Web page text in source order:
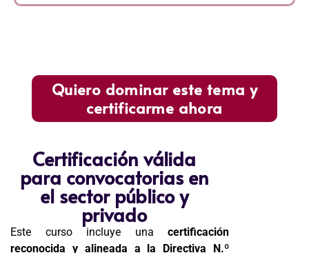
Quiero dominar este tema y
certificarme ahora
Certificación válida
para convocatorias en
el sector público y
privado
Este curso incluye unacertificación
reconocida y alineada a la Directiva N.º